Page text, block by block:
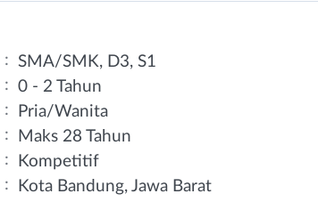
: SMA/SMK, D3, S1
: 0 - 2 Tahun
:
Pria/Wanita
:
Maks 28 Tahun
:
Kompetitif
: Kota Bandung, Jawa Barat